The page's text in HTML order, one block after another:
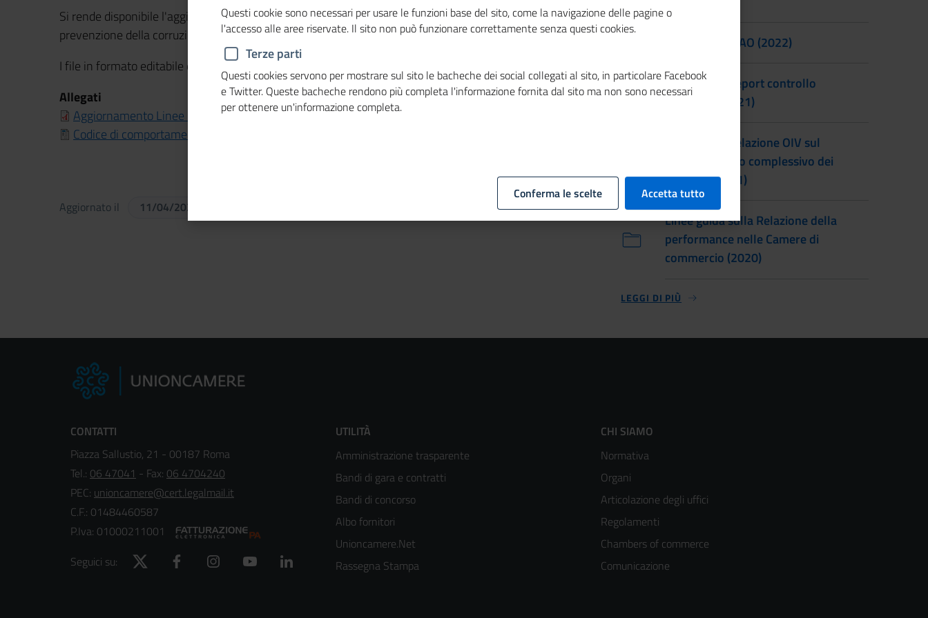
Si rende disponibile l'aggiornamento delle linee guida per la redazione del Piano triennale di
prevenzione della corruzione.
I file in formato editabile e gli allegati sono disponibili sulla piattaforma Agorà.
Allegati
Aggiornamento Linee Guida Piano triennale prevenzione corruzione Cdc
Codice di comportamento Cdc - Format
Aggiornato il 11/04/2022 Altre azioni
Linee guida PIAO (2022)
Linee guida Report controllo
strategico (2021)
Linee guida Relazione OIV sul
funzionamento complessivo dei
controlli (2021)
Linee guida sulla Relazione della
performance nelle Camere di
commercio (2020)
LEGGI DI PIÙ
CONTATTI
Piazza Sallustio, 21 - 00187 Roma
Tel.: 06 47041 - Fax: 06 4704240
PEC: unioncamere@cert.legalmail.it
C.F.: 01484460587
P.Iva: 01000211001
Seguici su:
Twitter Facebook Instagram YouTube
Footer
menù
colonna
2
UTILITÀ
Amministrazione trasparente
Bandi di gara e contratti
Bandi di concorso
Albo fornitori
Unioncamere.Net
Rassegna Stampa
Footer
menù
colonna
3
CHI SIAMO
Normativa
Organi
Articolazione degli uffici
Regolamenti
Chambers of commerce
Comunicazione
Questi cookie sono necessari per usare le funzioni base del sito, come la navigazione delle pagine o
l'accesso alle aree riservate. Il sito non può funzionare correttamente senza questi cookies.
Terze parti
Questi cookies servono per mostrare sul sito le bacheche dei social collegati al sito, in particolare Facebook
e Twitter. Queste bacheche rendono più completa l'informazione fornita dal sito ma non sono necessari
per ottenere un'informazione completa.
Conferma le scelte Accetta tutto